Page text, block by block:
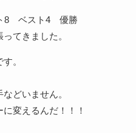
8 ベスト4 優勝
てきました。
。
どいません。
変えるんだ！！！